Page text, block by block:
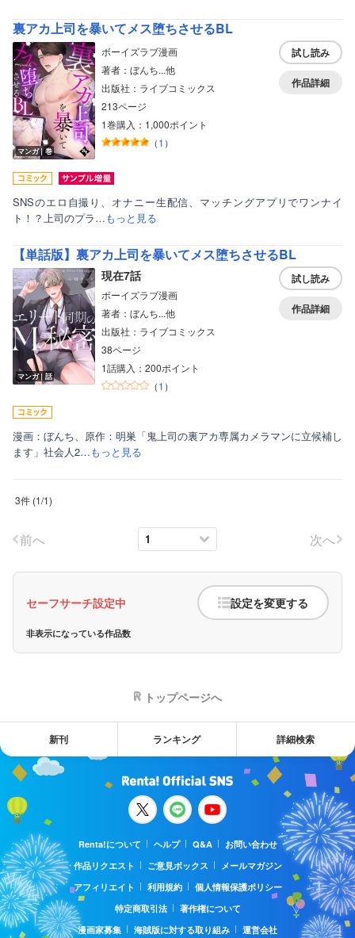
裏アカ上司を暴いてメス堕ちさせるBL
マンガ｜巻
ボーイズラブ漫画
著者：ぼんち...他
出版社：ライブコミックス
213ページ
1巻購入：1,000ポイント
（1 ）
試し読み
作品詳細
SNSのエロ自撮り、オナニー生配信、マッチングアプリでワンナイ
ト！？上司のプラ…もっと見る
【単話版】裏アカ上司を暴いてメス堕ちさせるBL
マンガ｜話
現在7話
ボーイズラブ漫画
著者：ぼんち...他
出版社：ライブコミックス
38ページ
1話購入：200ポイント
（1 ）
試し読み
作品詳細
漫画：ぼんち、原作：明巣「鬼上司の裏アカ専属カメラマンに立候補し
ます」社会人2…もっと見る
3件 (1/1)
前へ 次へ
セーフサーチ設定中 設定を変更する
非表示になっている作品数
ボーイズラブ
ティーンズラブ
美女・美少女
女性写真集
トップページへ
新刊 ランキング 詳細検索
Renta!について ヘルプ Q&A
お問い合わせ
作品リクエスト
ご意見ボックス
メールマガジン
アフィリエイト
利用規約
個人情報保護ポリシー
特定商取引法
著作権について
漫画家募集
海賊版に対する取り組み 運営会社